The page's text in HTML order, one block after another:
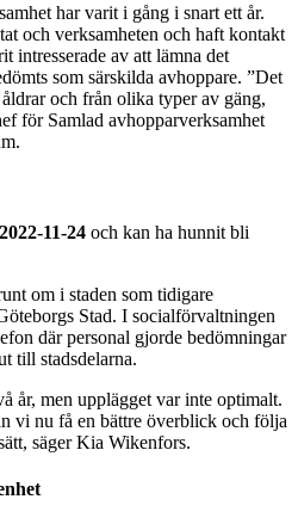
har varit i gång i snart ett år.
och verksamheten och haft kontakt
intresserade av att lämna det
som särskilda avhoppare. ”Det
och från olika typer av gäng,
för Samlad avhopparverksamhet
2022-11-24 och kan ha hunnit bli
om i staden som tidigare
Stad. I socialförvaltningen
där personal gjorde bedömningar
till stadsdelarna.
år, men upplägget var inte optimalt.
vi nu få en bättre överblick och följa
säger Kia Wikenfors.